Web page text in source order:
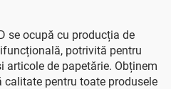
se ocupă cu producția de
potrivită pentru
articole de papetărie. Obținem
pentru toate produsele